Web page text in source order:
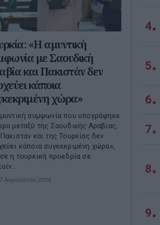
«Η αμυντική
με Σαουδική
και Πακιστάν δεν
κάποια
χώρα»
συμφωνία που υπογράφηκε
μεταξύ της Σαουδικής Αραβίας,
και της Τουρκίας δεν
κάποια συγκεκριμένη χώρα»,
η τουρκική προεδρία σε
Αυγούστου 2026
4
5
6
7
8
9